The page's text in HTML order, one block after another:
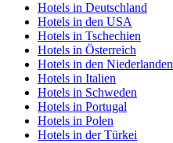
Hotels in Deutschland
Hotels in den USA
Hotels in Tschechien
Hotels in Österreich
Hotels in den Niederlanden
Hotels in Italien
Hotels in Schweden
Hotels in Portugal
Hotels in Polen
Hotels in der Türkei